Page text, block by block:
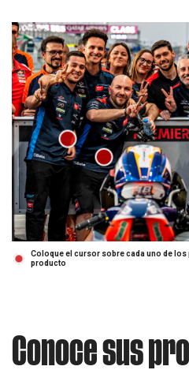
Coloque el cursor sobre cada uno de
producto
Conoce sus